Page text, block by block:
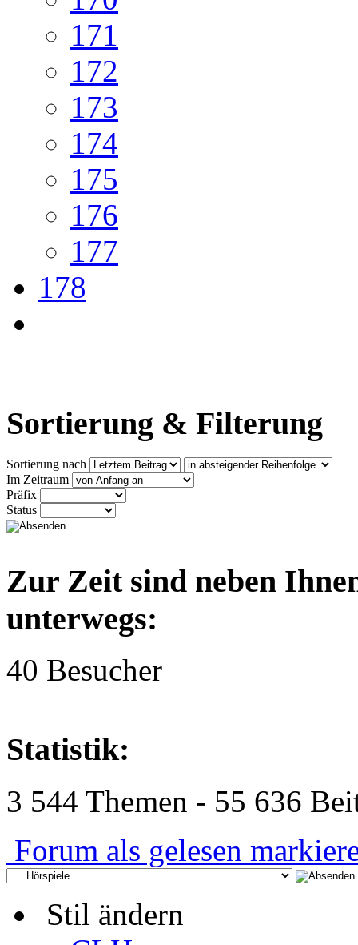
171
172
173
174
175
176
177
178
Sortierung & Filterung
Sortierung nach
Im Zeitraum
Präfix
Status
Zur Zeit sind neben
unterwegs:
40 Besucher
Statistik:
3 544 Themen - 55 636
Forum als gelesen
Stil ändern